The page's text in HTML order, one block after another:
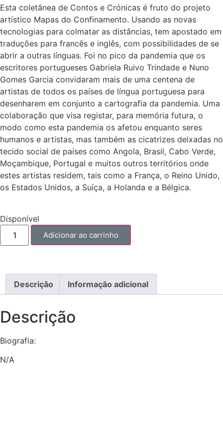
Esta coletânea de Contos e Crónicas é fruto do projeto
artístico Mapas do Confinamento. Usando as novas
tecnologias para colmatar as distâncias, tem apostado em
traduções para francês e inglês, com possibilidades de se
abrir a outras línguas. Foi no pico da pandemia que os
escritores portugueses Gabriela Ruivo Trindade e Nuno
Gomes Garcia convidaram mais de uma centena de
artistas de todos os países de língua portuguesa para
desenharem em conjunto a cartografia da pandemia. Uma
colaboração que visa registar, para memória futura, o
modo como esta pandemia os afetou enquanto seres
humanos e artistas, mas também as cicatrizes deixadas no
tecido social de países como Angola, Brasil, Cabo Verde,
Moçambique, Portugal e muitos outros territórios onde
estes artistas residem, tais como a França, o Reino Unido,
os Estados Unidos, a Suíça, a Holanda e a Bélgica.
Disponível
Adicionar ao carrinho
Descrição Informação adicional
Descrição
Biografia:
N/A